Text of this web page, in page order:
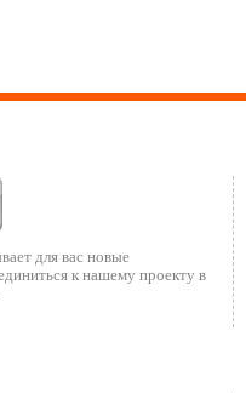
для вас новые
к нашему проекту в